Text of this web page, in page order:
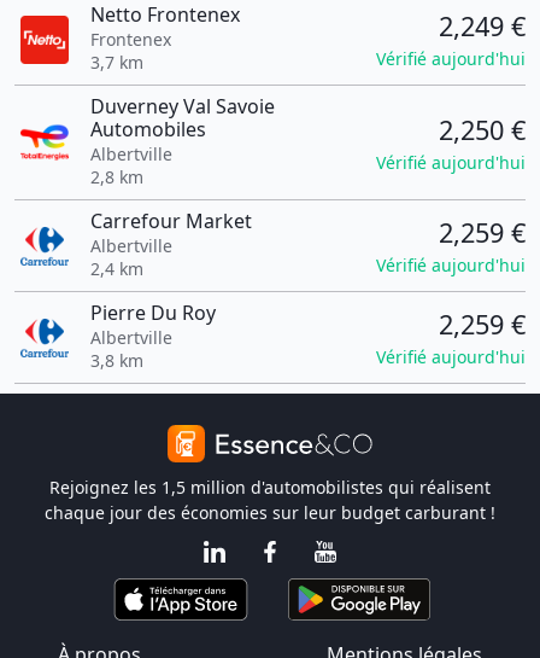
Netto Frontenex
Frontenex
3,7 km
2,249 €
Vérifié aujourd'hui
Duverney Val Savoie
Automobiles
Albertville
2,8 km
2,250 €
Vérifié aujourd'hui
Carrefour Market
Albertville
2,4 km
2,259 €
Vérifié aujourd'hui
Pierre Du Roy
Albertville
3,8 km
2,259 €
Vérifié aujourd'hui
Rejoignez les 1,5 million d'automobilistes qui réalisent
chaque jour des économies sur leur budget carburant !